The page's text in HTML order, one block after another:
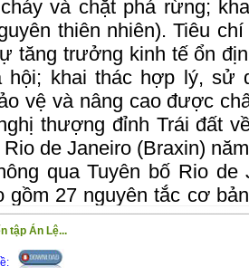
và chặt phá rừng;
thiên nhiên). Tiêu
tăng trưởng kinh tế ổn
hội; khai thác hợp lý, sử
vệ và nâng cao được
thượng đỉnh Trái đất
de Janeiro (Braxin)
qua Tuyên bố Rio
gồm 27 nguyên tắc cơ
về các giải pháp phát
21.
tập Án Lệ...